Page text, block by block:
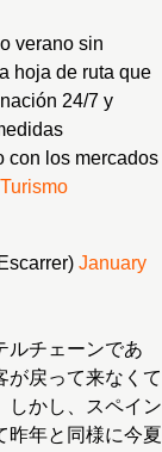
verano sin
hoja de ruta que
24/7 y
con los mercados
January
チェーンであ
が戻って来なくて
しかし、スペイン
昨年と同様に今夏